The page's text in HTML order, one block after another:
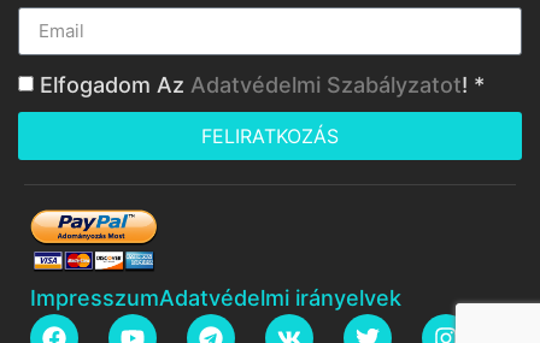
Elfogadom Az Adatvédelmi Szabályzatot! *
FELIRATKOZÁS
ImpresszumAdatvédelmi irányelvek